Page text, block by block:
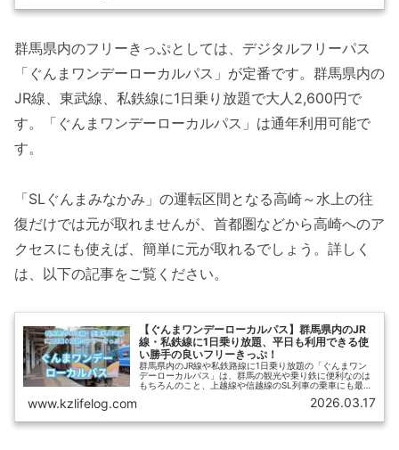
群馬県内のフリーきっぷとしては、デジタルフリーパス
「ぐんまワンデーローカルパス」が定番です。群馬県内の
JR線、東武線、私鉄線に1日乗り放題で大人2,600円で
す。「ぐんまワンデーローカルパス」は通年利用可能で
す。
「SLぐんまみなかみ」の運転区間となる高崎～水上の往
復だけでは元が取れませんが、首都圏などから高崎へのア
クセスにも使えば、簡単に元が取れるでしょう。詳しく
は、以下の記事をご覧ください。
【ぐんまワンデーローカルパス】群馬県内のJR
線・私鉄線に1日乗り放題、平日も利用できる使
い勝手の良いフリーきっぷ！
群馬県内のJR線や私鉄路線に1日乗り放題の「ぐんまワン
デーローカルパス」は、群馬の観光や乗り鉄に便利なのは
もちろんのこと、上越線や信越線のSL列車の乗車にも最適
カルパス」のお得な使い方や、購入方法などをわかりやす
www.kzlifelog.com 2026.03.17